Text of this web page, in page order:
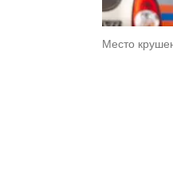
Место